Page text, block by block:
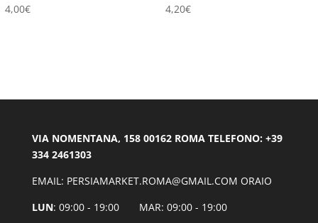
4,00€
4,20€
VIA NOMENTANA, 158 00162 ROMA TELEFONO: +39
334 2461303
EMAIL: PERSIAMARKET.ROMA@GMAIL.COM ORAIO
LUN: 09:00 - 19:00 MAR: 09:00 - 19:00